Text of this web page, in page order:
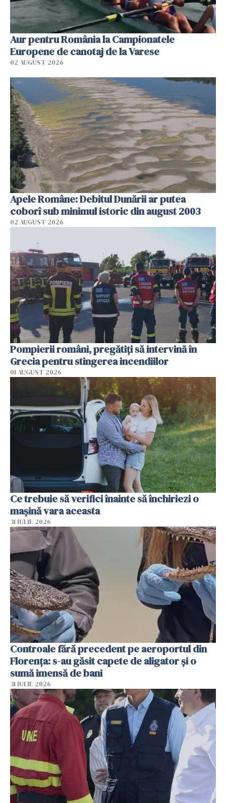
Aur pentru România la Campionatele
Europene de canotaj de la Varese
02 AUGUST 2026
Apele Române: Debitul Dunării ar putea
coborî sub minimul istoric din august 2003
02 AUGUST 2026
Pompierii români, pregătiţi să intervină în
Grecia pentru stingerea incendiilor
01 AUGUST 2026
Ce trebuie să verifici înainte să închiriezi o
mașină vara aceasta
31 IULIE 2026
Controale fără precedent pe aeroportul din
Florența: s-au găsit capete de aligator și o
sumă imensă de bani
31 IULIE 2026